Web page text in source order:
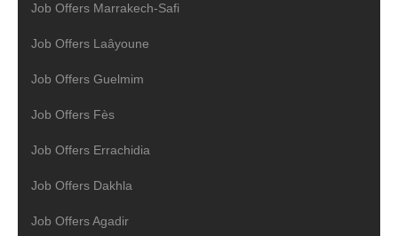
Job Offers Marrakech-Safi
Job Offers Laâyoune
Job Offers Guelmim
Job Offers Fès
Job Offers Errachidia
Job Offers Dakhla
Job Offers Agadir